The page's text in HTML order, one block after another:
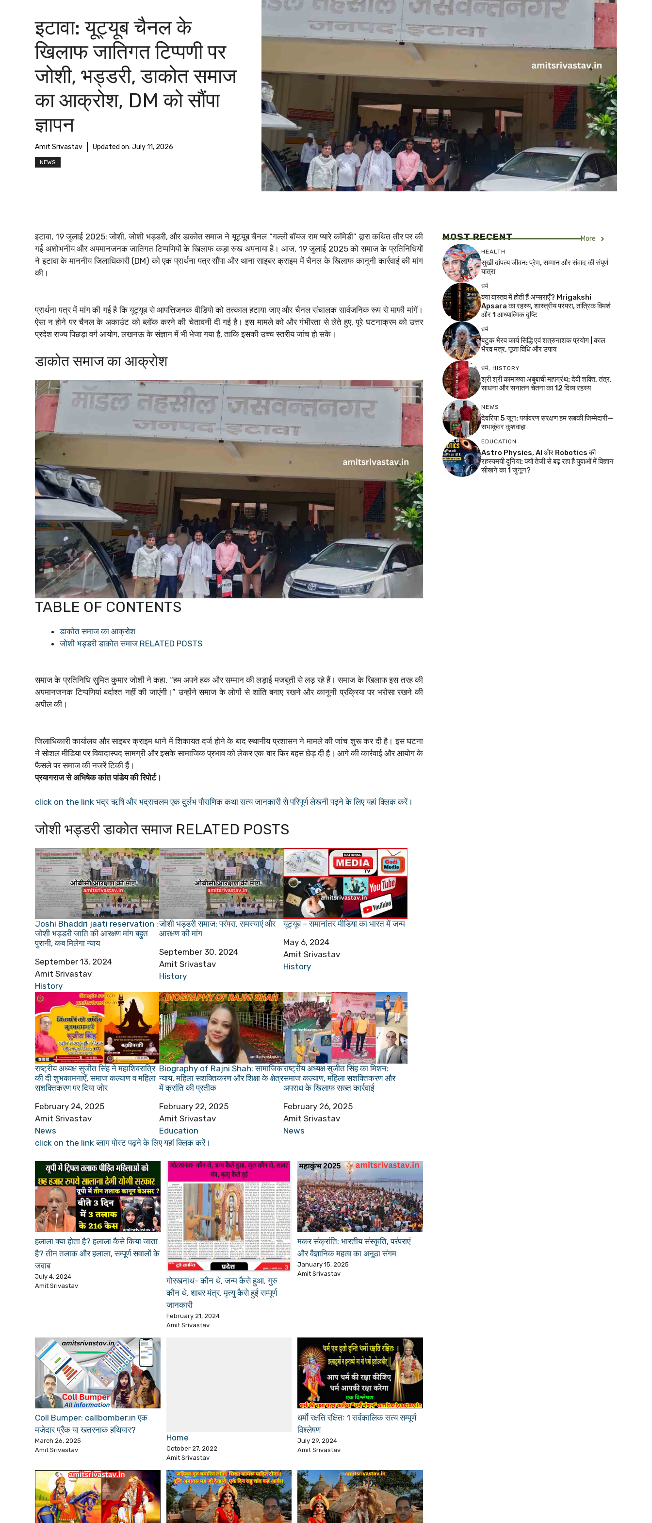
इटावा: यूट्यूब चैनल के
खिलाफ जातिगत टिप्पणी पर
जोशी, भड्डरी, डाकोत समाज
का आक्रोश, DM को सौंपा
ज्ञापन
Amit Srivastav Updated on: July 11, 2026
NEWS
इटावा, 19 जुलाई 2025: जोशी, जोशी भड्डरी, और डाकोत समाज ने यूट्यूब चैनल “गल्ली बॉयज राम प्यारे कॉमेडी” द्वारा कथित तौर पर की
गई अशोभनीय और अपमानजनक जातिगत टिप्पणियों के खिलाफ कड़ा रुख अपनाया है। आज, 19 जुलाई 2025 को समाज के प्रतिनिधियों
ने इटावा के माननीय जिलाधिकारी (DM) को एक प्रार्थना पत्र सौंपा और थाना साइबर क्राइम में चैनल के खिलाफ कानूनी कार्रवाई की मांग
की।
प्रार्थना पत्र में मांग की गई है कि यूट्यूब से आपत्तिजनक वीडियो को तत्काल हटाया जाए और चैनल संचालक सार्वजनिक रूप से माफी मांगें।
ऐसा न होने पर चैनल के अकाउंट को ब्लॉक करने की चेतावनी दी गई है। इस मामले को और गंभीरता से लेते हुए, पूरे घटनाक्रम को उत्तर
प्रदेश राज्य पिछड़ा वर्ग आयोग, लखनऊ के संज्ञान में भी भेजा गया है, ताकि इसकी उच्च स्तरीय जांच हो सके।
डाकोत समाज का आक्रोश
TABLE OF CONTENTS
डाकोत समाज का आक्रोश
जोशी भड्डरी डाकोत समाज RELATED POSTS
समाज के प्रतिनिधि सुमित कुमार जोशी ने कहा, “हम अपने हक और सम्मान की लड़ाई मजबूती से लड़ रहे हैं। समाज के खिलाफ इस तरह की
अपमानजनक टिप्पणियां बर्दाश्त नहीं की जाएंगी।” उन्होंने समाज के लोगों से शांति बनाए रखने और कानूनी प्रक्रिया पर भरोसा रखने की
अपील की।
जिलाधिकारी कार्यालय और साइबर क्राइम थाने में शिकायत दर्ज होने के बाद स्थानीय प्रशासन ने मामले की जांच शुरू कर दी है। इस घटना
ने सोशल मीडिया पर विवादास्पद सामग्री और इसके सामाजिक प्रभाव को लेकर एक बार फिर बहस छेड़ दी है। आगे की कार्रवाई और आयोग के
फैसले पर समाज की नजरें टिकी हैं।
प्रयागराज से अभिषेक कांत पांडेय की रिपोर्ट।
click on the link भद्र ऋषि और भद्राचलम एक दुर्लभ पौराणिक कथा सत्य जानकारी से परिपूर्ण लेखनी पढ़ने के लिए यहां क्लिक करें।
जोशी भड्डरी डाकोत समाज RELATED POSTS
Joshi Bhaddri jaati reservation :
जोशी भड्डरी जाति की आरक्षण मांग बहुत
पुरानी, कब मिलेगा न्याय
Date
September 13, 2024
Author
Amit Srivastav
In relation to
History
जोशी भड्डरी समाज: परंपरा, समस्याएं और
आरक्षण की मांग
Date
September 30, 2024
Author
Amit Srivastav
In relation to
History
यूट्यूब – समानांतर मीडिया का भारत में जन्म
Date
May 6, 2024
Author
Amit Srivastav
In relation to
History
राष्ट्रीय अध्यक्ष सुजीत सिंह ने महाशिवरात्रि
की दी शुभकामनाएँ, समाज कल्याण व महिला
सशक्तिकरण पर दिया जोर
Date
February 24, 2025
Author
Amit Srivastav
In relation to
News
Biography of Rajni Shah: सामाजिक
न्याय, महिला सशक्तिकरण और शिक्षा के क्षेत्र
में क्रांति की प्रतीक
Date
February 22, 2025
Author
Amit Srivastav
In relation to
Education
राष्ट्रीय अध्यक्ष सुजीत सिंह का मिशन:
समाज कल्याण, महिला सशक्तिकरण और
अपराध के खिलाफ सख्त कार्रवाई
Date
February 26, 2025
Author
Amit Srivastav
In relation to
News
click on the link ब्लाग पोस्ट पढ़ने के लिए यहां क्लिक करें।
हलाला क्या होता है? हलाला कैसे किया जाता
है? तीन तलाक और हलाला, सम्पूर्ण सवालों के
जवाब
July 4, 2024
Amit Srivastav
गोरखनाथ- कौन थे, जन्म कैसे हुआ, गुरु
कौन थे, शाबर मंत्र, मृत्यु कैसे हुई सम्पूर्ण
जानकारी
February 21, 2024
Amit Srivastav
मकर संक्रांति: भारतीय संस्कृति, परंपराएं
और वैज्ञानिक महत्व का अनूठा संगम
January 15, 2025
Amit Srivastav
Coll Bumper: callbomber.in एक
मजेदार प्रैंक या खतरनाक हथियार?
March 26, 2025
Amit Srivastav
Home
October 27, 2022
Amit Srivastav
धर्मो रक्षति रक्षितः 1 सर्वकालिक सत्य सम्पूर्ण
विश्लेषण
July 29, 2024
Amit Srivastav
MOST RECENT More
HEALTH
सुखी दांपत्य जीवन: प्रेम, सम्मान और संवाद की संपूर्ण
यात्रा
धर्म
क्या वास्तव में होती हैं अप्सराएँ? Mrigakshi
Apsara का रहस्य, शास्त्रीय परंपरा, तांत्रिक विमर्श
और 1 आध्यात्मिक दृष्टि
धर्म
बटुक भैरव कार्य सिद्धि एवं शत्रुनाशक प्रयोग | काल
भैरव मंत्र, पूजा विधि और उपाय
धर्म, HISTORY
श्री श्री कामाख्या अंबुबाची महाग्रंथ: देवी शक्ति, तंत्र,
साधना और सनातन चेतना का 12 दिव्य रहस्य
NEWS
देवरिया 5 जून: पर्यावरण संरक्षण हम सबकी जिम्मेदारी—
सभाकुंवर कुशवाहा
EDUCATION
Astro Physics, AI और Robotics की
रहस्यमयी दुनिया: क्यों तेजी से बढ़ रहा है युवाओं में विज्ञान
सीखने का 1 जुनून?